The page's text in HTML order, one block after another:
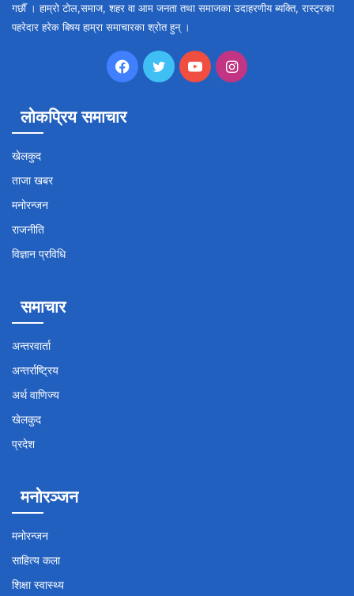
गर्छौँ । हाम्रो टोल,समाज, शहर वा आम जनता तथा समाजका उदाहरणीय ब्यक्ति, रास्ट्रका
पहरेदार हरेक बिषय हाम्रा समाचारका श्रोत हुन् ।
Facebook
TwitterYouTubeInstagram
लोकप्रिय समाचार
खेलकुद
ताजा खबर
मनोरन्जन
राजनीति
विज्ञान प्रविधि
समाचार
अन्तरवार्ता
अन्तर्राष्ट्रिय
अर्थ वाणिज्य
खेलकुद
प्रदेश
मनोरञ्जन
मनोरन्जन
साहित्य कला
शिक्षा स्वास्थ्य